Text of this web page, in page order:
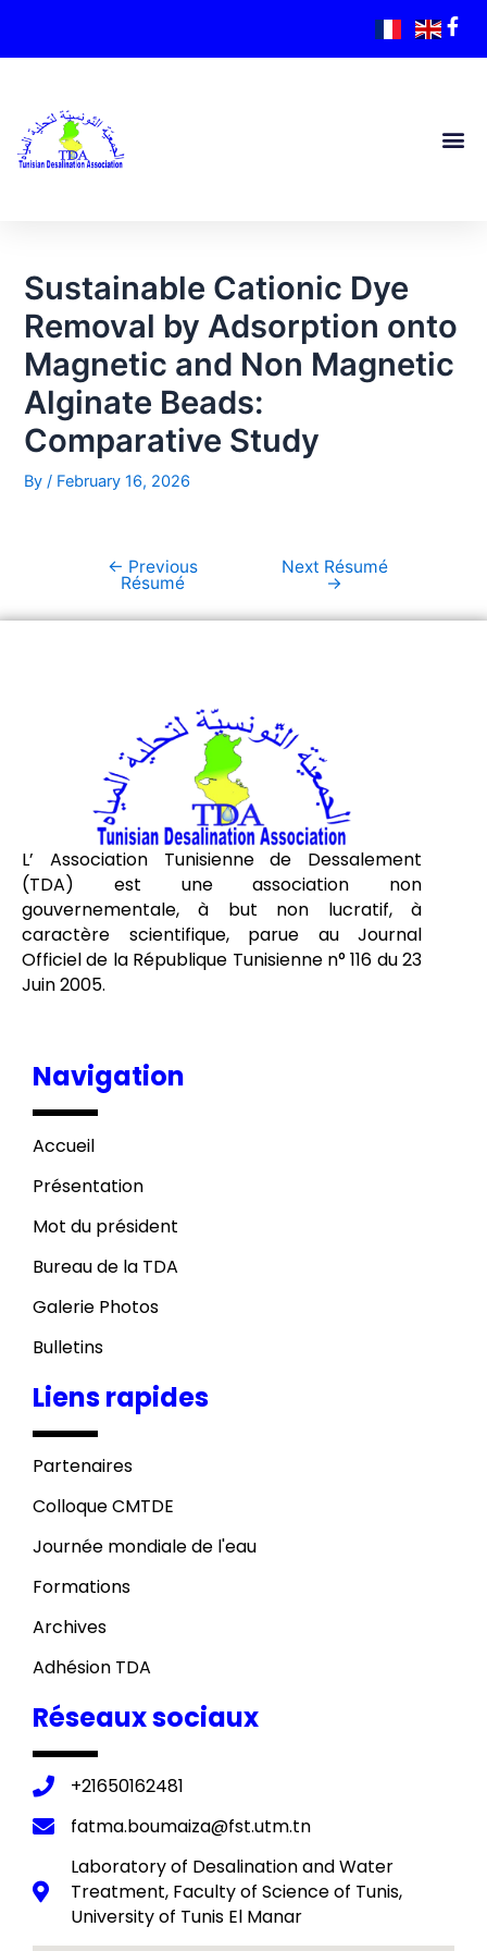
Sustainable Cationic Dye
Removal by Adsorption onto
Magnetic and Non Magnetic
Alginate Beads:
Comparative Study
By/ February 16, 2026
← Previous
Résumé
Next Résumé
→
L’ Association Tunisienne de Dessalement
(TDA) est une association non
gouvernementale, à but non lucratif, à
caractère scientifique, parue au Journal
Officiel de la République Tunisienne n° 116 du 23
Juin 2005.
Navigation
Accueil
Présentation
Mot du président
Bureau de la TDA
Galerie Photos
Bulletins
Liens rapides
Partenaires
Colloque CMTDE
Journée mondiale de l'eau
Formations
Archives
Adhésion TDA
Réseaux sociaux
+21650162481
fatma.boumaiza@fst.utm.tn
Laboratory of Desalination and Water
Treatment, Faculty of Science of Tunis,
University of Tunis El Manar